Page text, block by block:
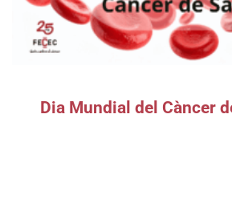
Dia Mundial del Càncer